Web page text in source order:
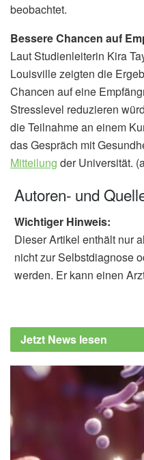
beobachtet.
Bessere Chancen auf
Laut Studienleiterin Kira
Louisville zeigten die
Chancen auf eine
Stresslevel reduzieren
die Teilnahme an einem
das Gespräch mit
Mitteilung der Universität.
Autoren- und
Wichtiger Hinweis:
Dieser Artikel enthält nur
nicht zur Selbstdiagnose
werden. Er kann einen
Jetzt News lesen